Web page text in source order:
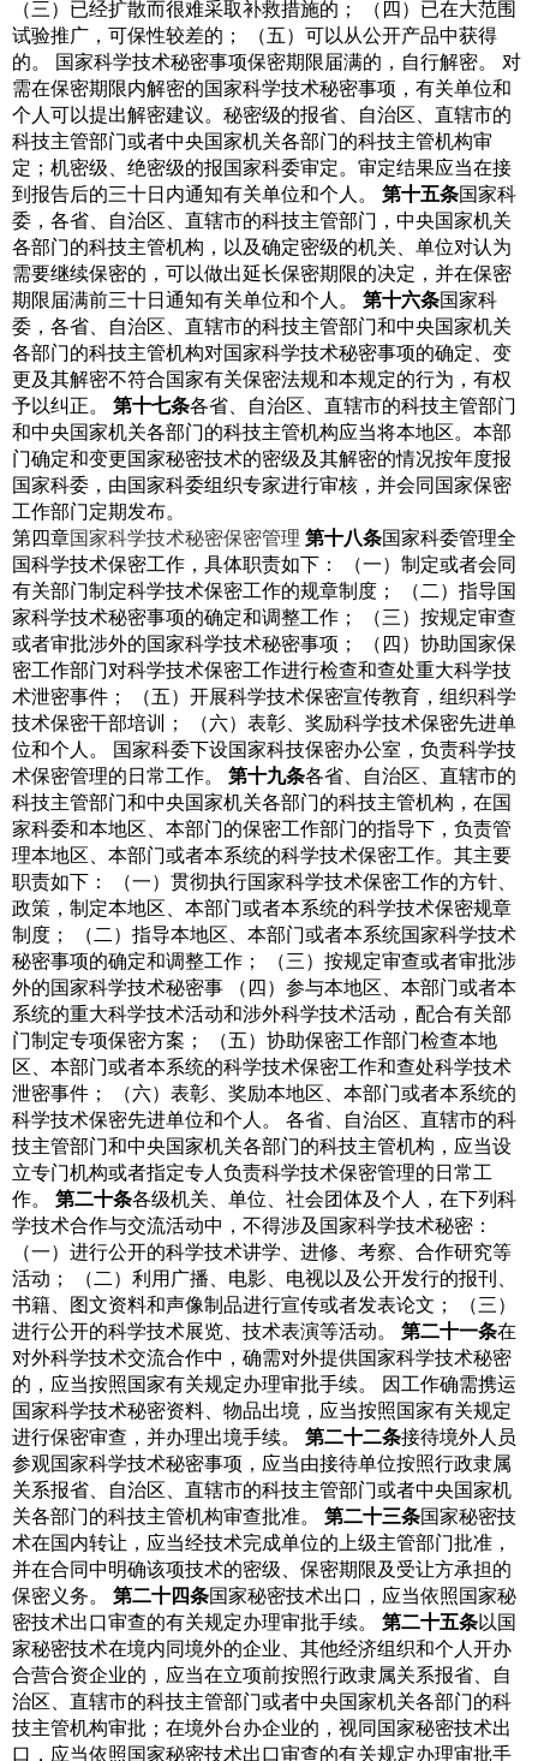
（三）已经扩散而很难采取补救措施的；
（四）已在大范围
试验推广，可保性较差的；
（五）可以从公开产品中获得
的。
国家科学技术秘密事项保密期限届满的，自行解密。 对
需在保密期限内解密的国家科学技术秘密事项，有关单位和
个人可以提出解密建议。秘密级的报省、自治区、直辖市的
科技主管部门或者中央国家机关各部门的科技主管机构审
定；机密级、绝密级的报国家科委审定。审定结果应当在接
到报告后的三十日内通知有关单位和个人。 第十五条国家科
委，各省、自治区、直辖市的科技主管部门，中央国家机关
各部门的科技主管机构，以及确定密级的机关、单位对认为
需要继续保密的，可以做出延长保密期限的决定，并在保密
期限届满前三十日通知有关单位和个人。
第十六条国家科
委，各省、自治区、直辖市的科技主管部门和中央国家机关
各部门的科技主管机构对国家科学技术秘密事项的确定、变
更及其解密不符合国家有关保密法规和本规定的行为，有权
予以纠正。 第十七条各省、自治区、直辖市的科技主管部门
和中央国家机关各部门的科技主管机构应当将本地区。本部
门确定和变更国家秘密技术的密级及其解密的情况按年度报
国家科委，由国家科委组织专家进行审核，并会同国家保密
工作部门定期发布。
第四章国家科学技术秘密保密管理 第十八条国家科委管理全
国科学技术保密工作，具体职责如下：
（一）制定或者会同
有关部门制定科学技术保密工作的规章制度；
（二）指导国
家科学技术秘密事项的确定和调整工作；
（三）按规定审查
或者审批涉外的国家科学技术秘密事项；
（四）协助国家保
密工作部门对科学技术保密工作进行检查和查处重大科学技
术泄密事件；
（五）开展科学技术保密宣传教育，组织科学
技术保密干部培训；
（六）表彰、奖励科学技术保密先进单
位和个人。
国家科委下设国家科技保密办公室，负责科学技
术保密管理的日常工作。 第十九条各省、自治区、直辖市的
科技主管部门和中央国家机关各部门的科技主管机构，在国
家科委和本地区、本部门的保密工作部门的指导下，负责管
理本地区、本部门或者本系统的科学技术保密工作。其主要
职责如下：
（一）贯彻执行国家科学技术保密工作的方针、
政策，制定本地区、本部门或者本系统的科学技术保密规章
制度；
（二）指导本地区、本部门或者本系统国家科学技术
秘密事项的确定和调整工作；
（三）按规定审查或者审批涉
外的国家科学技术秘密事
（四）参与本地区、本部门或者本
系统的重大科学技术活动和涉外科学技术活动，配合有关部
门制定专项保密方案；
（五）协助保密工作部门检查本地
区、本部门或者本系统的科学技术保密工作和查处科学技术
泄密事件；
（六）表彰、奖励本地区、本部门或者本系统的
科学技术保密先进单位和个人。 各省、自治区、直辖市的科
技主管部门和中央国家机关各部门的科技主管机构，应当设
立专门机构或者指定专人负责科学技术保密管理的日常工
作。 第二十条各级机关、单位、社会团体及个人，在下列科
学技术合作与交流活动中，不得涉及国家科学技术秘密：
（一）进行公开的科学技术讲学、进修、考察、合作研究等
活动；
（二）利用广播、电影、电视以及公开发行的报刊、
书籍、图文资料和声像制品进行宣传或者发表论文；
（三）
进行公开的科学技术展览、技术表演等活动。 第二十一条在
对外科学技术交流合作中，确需对外提供国家科学技术秘密
的，应当按照国家有关规定办理审批手续。
因工作确需携运
国家科学技术秘密资料、物品出境，应当按照国家有关规定
进行保密审查，并办理出境手续。 第二十二条接待境外人员
参观国家科学技术秘密事项，应当由接待单位按照行政隶属
关系报省、自治区、直辖市的科技主管部门或者中央国家机
关各部门的科技主管机构审查批准。 第二十三条国家秘密技
术在国内转让，应当经技术完成单位的上级主管部门批准，
并在合同中明确该项技术的密级、保密期限及受让方承担的
保密义务。 第二十四条国家秘密技术出口，应当依照国家秘
密技术出口审查的有关规定办理审批手续。 第二十五条以 国
家秘密技术在境内同境外的企业、其他经济组织和个人开办
合营合资企业的，应当在立项前按照行政隶属关系报省、自
治区、直辖市的科技主管部门或者中央国家机关各部门的科
技主管机构审批；在境外台办企业的，视同国家秘密技术出
口，应当依照国家秘密技术出口审查的有关规定办理审批手